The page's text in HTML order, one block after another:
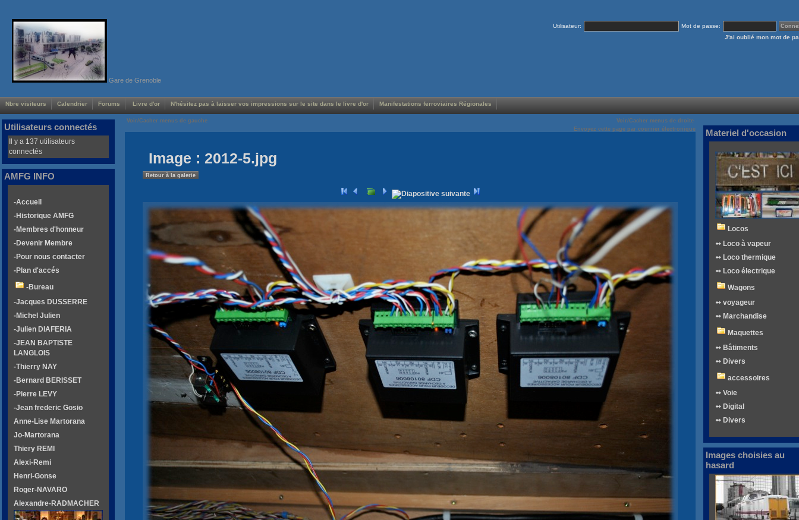
Gare de Grenoble
Utilisateur:
Mot de passe:
J'ai oublié mon mot de
Nbre visiteurs Calendrier Forums Livre d'or N'hésitez pas à laisser vos impressions sur le site dans le livre d'or Manifestations ferroviaires Régionales
Voir/Cacher menus de gauche
Voir/Cacher menus de droite
Envoyez cette page par courrier électronique
Image : 2012-5.jpg
Retour à la galerie
Utilisateurs connectés
Il y a 137 utilisateurs
connectés
AMFG INFO
-Accueil
-Historique AMFG
-Membres d'honneur
-Devenir Membre
-Pour nous contacter
-Plan d'accés
-Bureau
-Jacques DUSSERRE
-Michel Julien
-Julien DIAFERIA
-JEAN BAPTISTE
LANGLOIS
-Thierry NAY
-Bernard BERISSET
-Pierre LEVY
-Jean frederic Gosio
Anne-Lise Martorana
Jo-Martorana
Thiery REMI
Alexi-Remi
Henri-Gonse
Roger-NAVARO
Alexandre-RADMACHER
Materiel d'occasion
Locos
➻ Loco à vapeur
➻ Loco thermique
➻ Loco électrique
Wagons
➻ voyageur
➻ Marchandise
Maquettes
➻ Bâtiments
➻ Divers
accessoires
➻ Voie
➻ Digital
➻ Divers
Images choisies au
hasard